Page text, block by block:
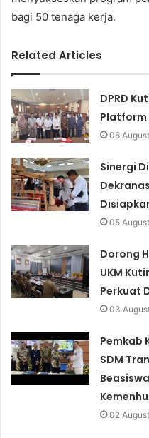
bagi 50 tenaga kerja.
Related Articles
DPRD
Platform
06
Sinergi
05
Dorong
UKM
Perkuat
03
Pemkab
SDM
02